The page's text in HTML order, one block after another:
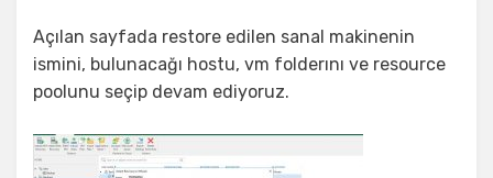
Açılan sayfada restore edilen sanal makinenin
ismini, bulunacağı hostu, vm folderını ve resource
poolunu seçip devam ediyoruz.